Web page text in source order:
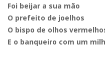
Foi beijar a sua mão
O prefeito de joelhos
O bispo de olhos
E o banqueiro com um